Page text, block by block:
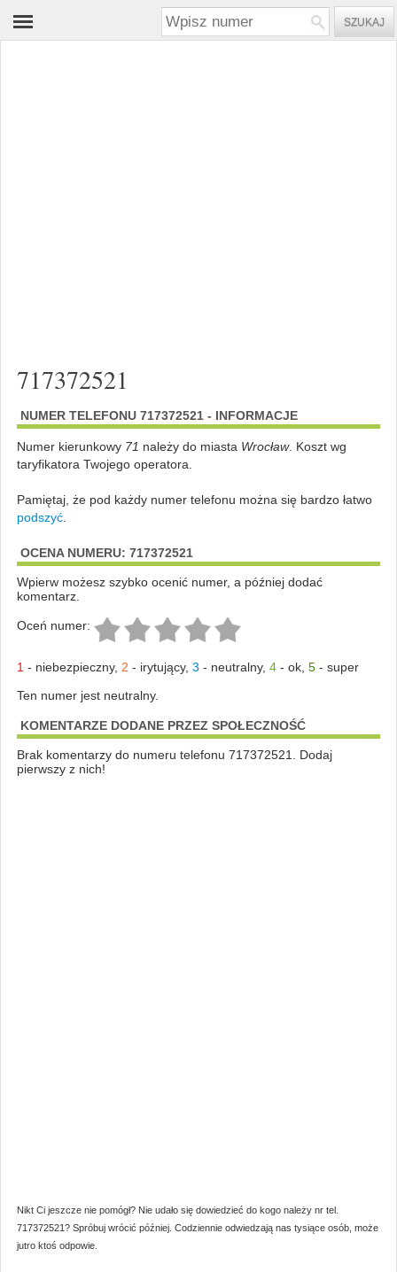
717372521
NUMER TELEFONU 717372521 - INFORMACJE
Numer kierunkowy 71 należy do miasta Wrocław. Koszt wg
taryfikatora Twojego operatora.
Pamiętaj, że pod każdy numer telefonu można się bardzo łatwo
podszyć.
OCENA NUMERU: 717372521
Wpierw możesz szybko ocenić numer, a później dodać
komentarz.
Oceń numer:
1 - niebezpieczny, 2 - irytujący, 3 - neutralny, 4- ok, 5- super
Ten numer jest neutralny.
KOMENTARZE DODANE PRZEZ SPOŁECZNOŚĆ
Brak komentarzy do numeru telefonu 717372521. Dodaj
pierwszy z nich!
Nikt Ci jeszcze nie pomógł? Nie udało się dowiedzieć do kogo należy nr tel.
717372521? Spróbuj wrócić później. Codziennie odwiedzają nas tysiące osób, może
jutro ktoś odpowie.